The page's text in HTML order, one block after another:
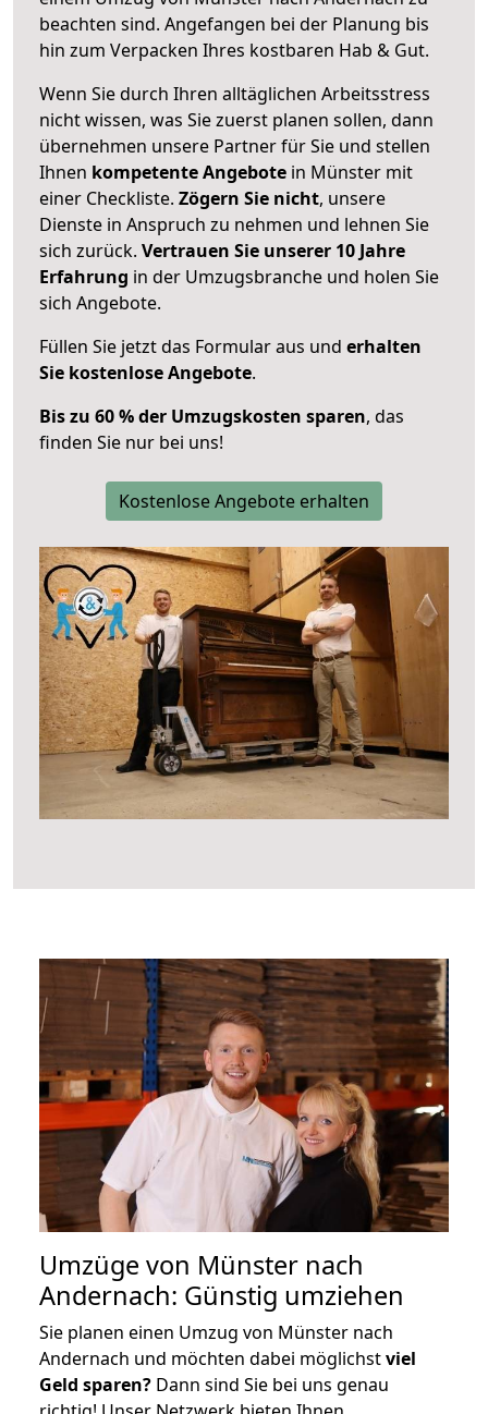
beachten sind. Angefangen bei der Planung bis
hin zum Verpacken Ihres kostbaren Hab & Gut.
Wenn Sie durch Ihren alltäglichen Arbeitsstress
nicht wissen, was Sie zuerst planen sollen, dann
übernehmen unsere Partner für Sie und stellen
Ihnen kompetente Angebote in Münster mit
einer Checkliste. Zögern Sie nicht, unsere
Dienste in Anspruch zu nehmen und lehnen Sie
sich zurück. Vertrauen Sie unserer 10 Jahre
Erfahrung in der Umzugsbranche und holen Sie
sich Angebote.
Füllen Sie jetzt das Formular aus und erhalten
Sie kostenlose Angebote.
Bis zu 60 % der Umzugskosten sparen, das
finden Sie nur bei uns!
Kostenlose Angebote erhalten
Umzüge von Münster nach
Andernach: Günstig umziehen
Sie planen einen Umzug von Münster nach
Andernach und möchten dabei möglichstviel
Geld sparen? Dann sind Sie bei uns genau